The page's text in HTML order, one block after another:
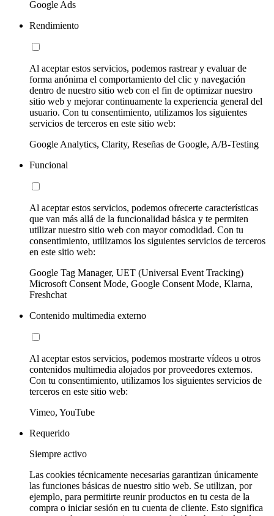
Google Ads
Rendimiento
Al aceptar estos servicios, podemos rastrear y evaluar de
forma anónima el comportamiento del clic y navegación
dentro de nuestro sitio web con el fin de optimizar nuestro
sitio web y mejorar continuamente la experiencia general del
usuario. Con tu consentimiento, utilizamos los siguientes
servicios de terceros en este sitio web:
Google Analytics, Clarity, Reseñas de Google, A/B-Testing
Funcional
Al aceptar estos servicios, podemos ofrecerte características
que van más allá de la funcionalidad básica y te permiten
utilizar nuestro sitio web con mayor comodidad. Con tu
consentimiento, utilizamos los siguientes servicios de terceros
en este sitio web:
Google Tag Manager, UET (Universal Event Tracking)
Microsoft Consent Mode, Google Consent Mode, Klarna,
Freshchat
Contenido multimedia externo
Al aceptar estos servicios, podemos mostrarte vídeos u otros
contenidos multimedia alojados por proveedores externos.
Con tu consentimiento, utilizamos los siguientes servicios de
terceros en este sitio web:
Vimeo, YouTube
Requerido
Siempre activo
Las cookies técnicamente necesarias garantizan únicamente
las funciones básicas de nuestro sitio web. Se utilizan, por
ejemplo, para permitirte reunir productos en tu cesta de la
compra o iniciar sesión en tu cuenta de cliente. Esto significa